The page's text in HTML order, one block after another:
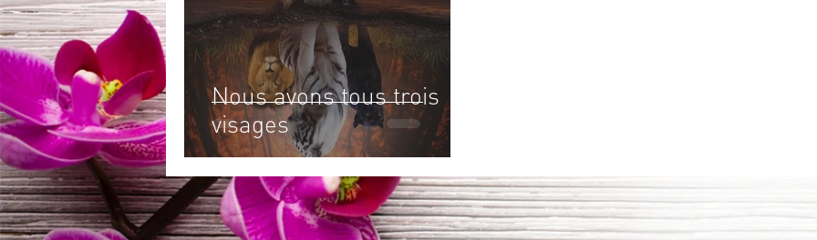
Nous avons tous trois
visages